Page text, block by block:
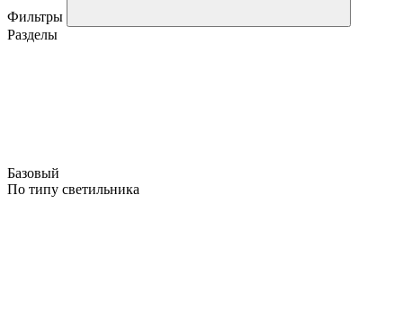
Фильтры
Разделы
Базовый
По типу светильника